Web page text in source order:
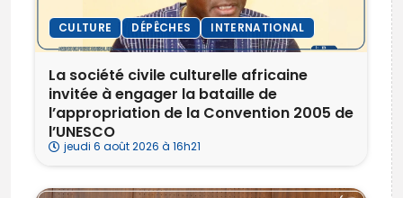
CULTURE DÉPÊCHES INTERNATIONAL
La société civile culturelle africaine
invitée à engager la bataille de
l’appropriation de la Convention 2005 de
l’UNESCO
jeudi 6 août 2026 à 16h21